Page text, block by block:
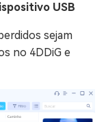
USB
sejam
no 4DDiG e